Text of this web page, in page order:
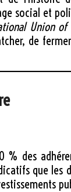
social et
Union of
de
% des
que